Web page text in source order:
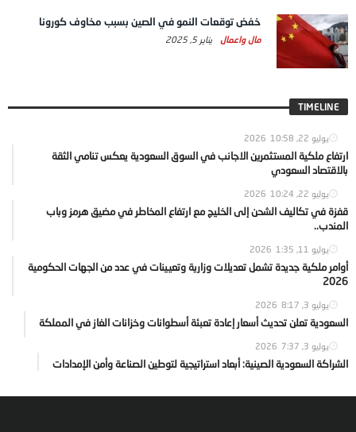
خفض توقعات النمو في الصين بسبب مخاوف كورونا
مال واعمال يناير 5, 2025
TIMELINE
يوليو 22, 2026 10:58
ارتفاع ملكية المستثمرين الاجانب في السوق السعودية يعكس تنامي الثقة
بالاقتصاد السعودي
يوليو 22, 2026 10:24
قفزة في تكاليف الشحن إلى الخليج مع ارتفاع المخاطر في مضيق هرمز وباب
المندب..
يوليو 11, 2026 1:35
أوامر ملكية جديدة تشمل تعديلات وزارية وتعيينات في عدد من الجهات الحكومية
2026
يوليو 3, 2026 8:17
السعودية تعلن تحديث أسعار إعادة تعبئة أسطوانات وخزانات الغاز في المملكة
يوليو 3, 2026 7:37
الشراكة السعودية الصينية: أبعاد استراتيجية لتوطين الصناعة وأمن الإمدادات